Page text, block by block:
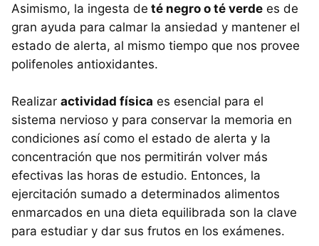
Asimismo, la ingesta de té negro o té verde es de
gran ayuda para calmar la ansiedad y mantener el
estado de alerta, al mismo tiempo que nos provee
polifenoles antioxidantes.
Realizar actividad física es esencial para el
sistema nervioso y para conservar la memoria en
condiciones así como el estado de alerta y la
concentración que nos permitirán volver más
efectivas las horas de estudio. Entonces, la
ejercitación sumado a determinados alimentos
enmarcados en una dieta equilibrada son la clave
para estudiar y dar sus frutos en los exámenes.